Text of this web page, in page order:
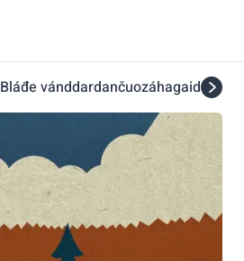
Bláđe vánddardančuozáhagaid